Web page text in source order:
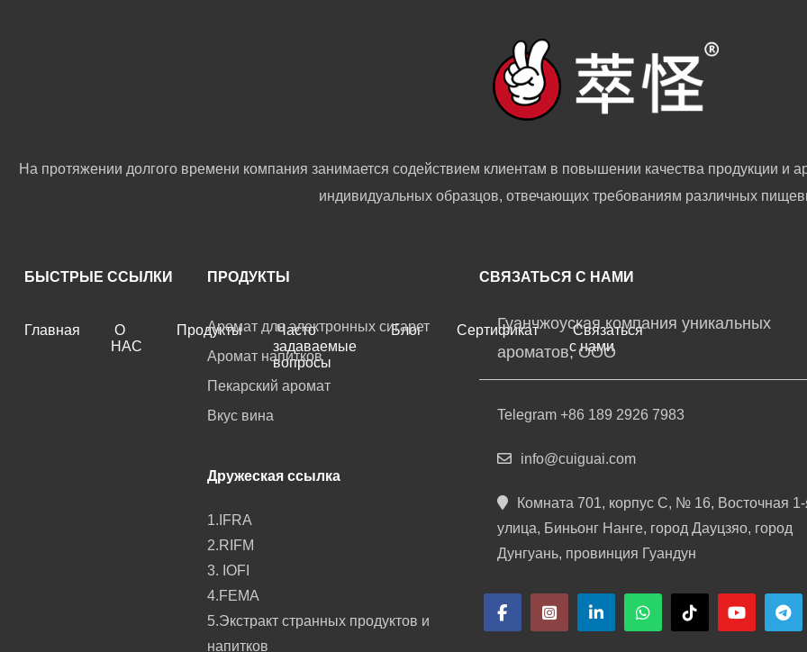
На протяжении долгого времени компания занимается содействием клиентам в повышении качества продукции и
индивидуальных образцов, отвечающих требованиям различных
БЫСТРЫЕ ССЫЛКИ
Главная
О
НАС
Продукты
Часто
задаваемые
вопросы
Блог Сертификат
Связаться
с нами
ПРОДУКТЫ
Аромат для электронных сигарет
Аромат напитков
Пекарский аромат
Вкус вина
Дружеская ссылка
1.IFRA
2.RIFM
3. IOFI
4.FEMA
5.Экстракт странных продуктов и
напитков
СВЯЗАТЬСЯ С НАМИ
Гуанчжоуская компания уникальных
ароматов, ООО
Telegram +86 189 2926 7983
info@cuiguai.com
Комната 701, корпус C, № 16, Восточная 1-
улица, Биньонг Нанге, город Дауцзяо, город
Дунгуань, провинция Гуандун